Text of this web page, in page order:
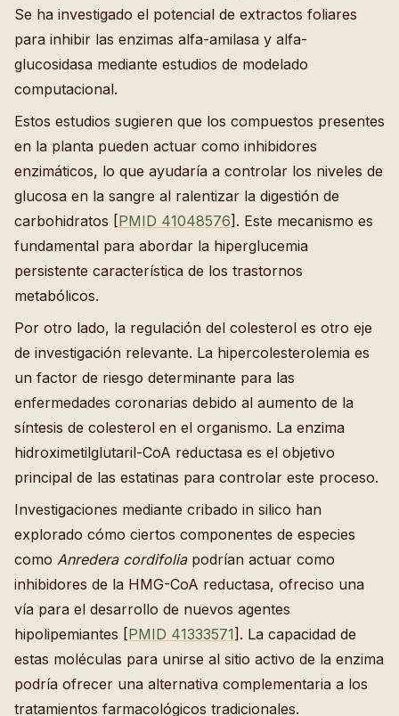
Se ha investigado el potencial de extractos foliares
para inhibir las enzimas alfa-amilasa y alfa-
glucosidasa mediante estudios de modelado
computacional.
Estos estudios sugieren que los compuestos presentes
en la planta pueden actuar como inhibidores
enzimáticos, lo que ayudaría a controlar los niveles de
glucosa en la sangre al ralentizar la digestión de
carbohidratos [PMID 41048576]. Este mecanismo es
fundamental para abordar la hiperglucemia
persistente característica de los trastornos
metabólicos.
Por otro lado, la regulación del colesterol es otro eje
de investigación relevante. La hipercolesterolemia es
un factor de riesgo determinante para las
enfermedades coronarias debido al aumento de la
síntesis de colesterol en el organismo. La enzima
hidroximetilglutaril-CoA reductasa es el objetivo
principal de las estatinas para controlar este proceso.
Investigaciones mediante cribado in silico han
explorado cómo ciertos componentes de especies
como Anredera cordifoliapodrían actuar como
inhibidores de la HMG-CoA reductasa, ofreciso una
vía para el desarrollo de nuevos agentes
hipolipemiantes [PMID 41333571]. La capacidad de
estas moléculas para unirse al sitio activo de la enzima
podría ofrecer una alternativa complementaria a los
tratamientos farmacológicos tradicionales.